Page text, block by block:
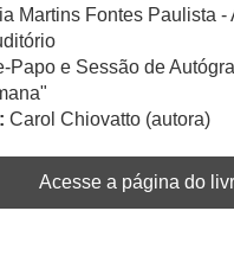
Martins Fontes Paulista
Papo e Sessão de
Carol Chiovatto (autora)
Acesse a página do